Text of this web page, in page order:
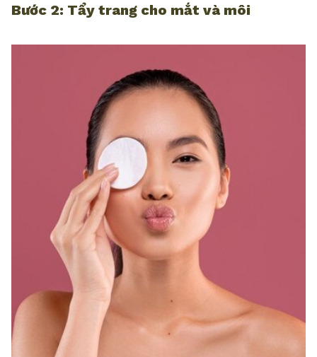
Bước 2: Tẩy trang cho mắt và môi